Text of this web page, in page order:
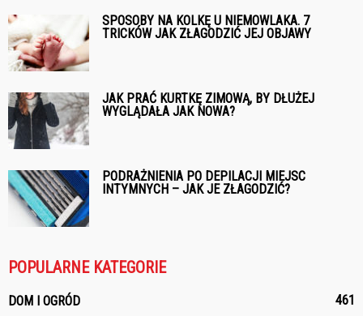
SPOSOBY NA KOLKĘ U NIEMOWLAKA. 7
TRICKÓW JAK ZŁAGODZIĆ JEJ OBJAWY
JAK PRAĆ KURTKĘ ZIMOWĄ, BY DŁUŻEJ
WYGLĄDAŁA JAK NOWA?
PODRAŻNIENIA PO DEPILACJI MIEJSC
INTYMNYCH – JAK JE ZŁAGODZIĆ?
POPULARNE KATEGORIE
DOM I OGRÓD
461